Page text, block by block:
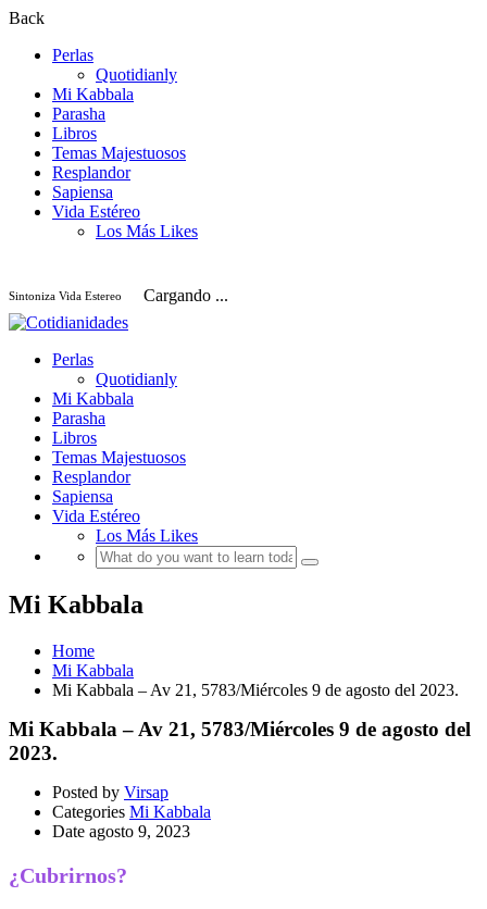
Back
Perlas
Quotidianly
Mi Kabbala
Parasha
Libros
Temas Majestuosos
Resplandor
Sapiensa
Vida Estéreo
Los Más Likes
Sintoniza Vida Estereo Cargando ...
Perlas
Quotidianly
Mi Kabbala
Parasha
Libros
Temas Majestuosos
Resplandor
Sapiensa
Vida Estéreo
Los Más Likes
Mi Kabbala
Home
Mi Kabbala
Mi Kabbala – Av 21, 5783/Miércoles 9 de agosto del 2023.
Mi Kabbala – Av 21, 5783/Miércoles 9 de agosto del
2023.
Posted by Virsap
Categories Mi Kabbala
Date agosto 9, 2023
¿Cubrirnos?